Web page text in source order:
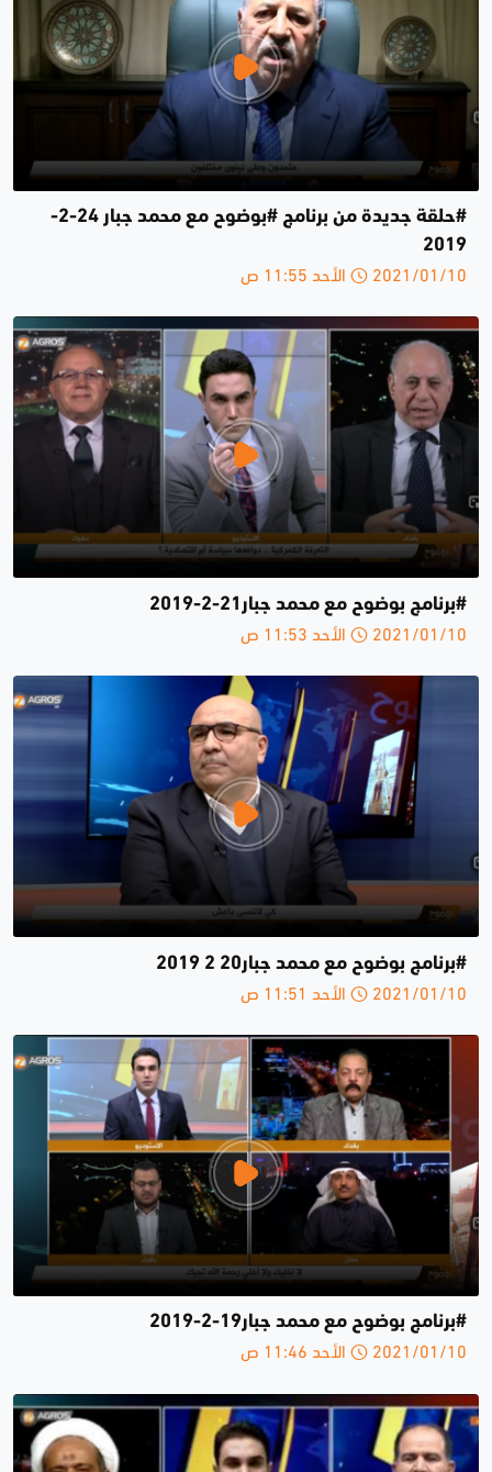
#حلقة جديدة من برنامج #بوضوح مع محمد جبار 24-2-
2019
2021/01/10 الأحد 11:55 ص
#برنامج بوضوح مع محمد جبار21-2-2019
2021/01/10 الأحد 11:53 ص
#برنامج بوضوح مع محمد جبار20 2 2019
2021/01/10 الأحد 11:51 ص
#برنامج بوضوح مع محمد جبار19-2-2019
2021/01/10 الأحد 11:46 ص